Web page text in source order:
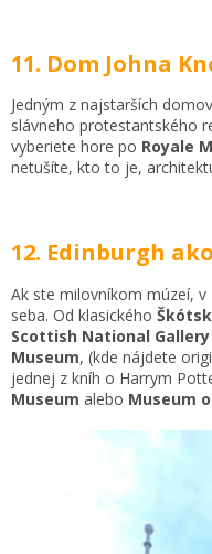
11. Dom Johna
Jedným z najstarších
slávneho protestantského
vyberiete hore po Royale
netušíte, kto to je,
12. Edinburgh
Ak ste milovníkom múzeí, v
seba. Od klasického
Scottish National
Museum, (kde nájdete
jednej z kníh o Harrym
Museum alebo Museum